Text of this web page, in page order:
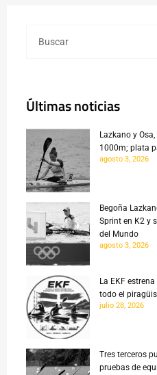
Últimas noticias
Lazkano y
1000m; plata
agosto 3, 2026
Begoña
Sprint en K2 y
del Mundo
agosto 3, 2026
La EKF
todo el
julio 28, 2026
Tres terceros
pruebas de